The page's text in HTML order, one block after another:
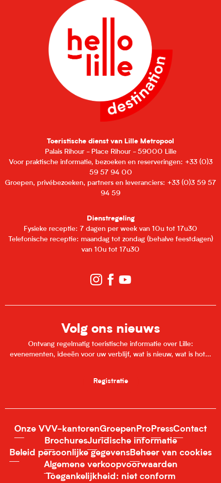
Toeristische dienst van Lille Metropool
Palais Rihour - Place Rihour - 59000 Lille
Voor praktische informatie, bezoeken en reserveringen: +33 (0)3
59 57 94 00
Groepen, privébezoeken, partners en leveranciers: +33 (0)3 59 57
94 59
Dienstregeling
Fysieke receptie: 7 dagen per week van 10u tot 17u30
Telefonische receptie: maandag tot zondag (behalve feestdagen)
van 10u tot 17u30
Volg ons nieuws
Ontvang regelmatig toeristische informatie over Lille:
evenementen, ideeën voor uw verblijf, wat is nieuw, wat is hot...
Registratie
Onze VVV-kantorenGroepen Pro PressContact
BrochuresJuridische informatie
Beleid persoonlijke gegevensBeheer van cookies
Algemene verkoopvoorwaarden
Toegankelijkheid: niet conform